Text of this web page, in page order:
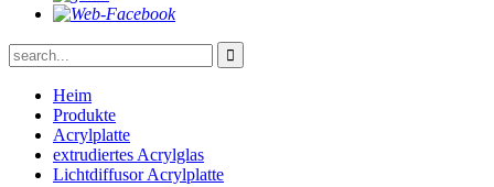
Heim
Produkte
Acrylplatte
extrudiertes Acrylglas
Lichtdiffusor Acrylplatte